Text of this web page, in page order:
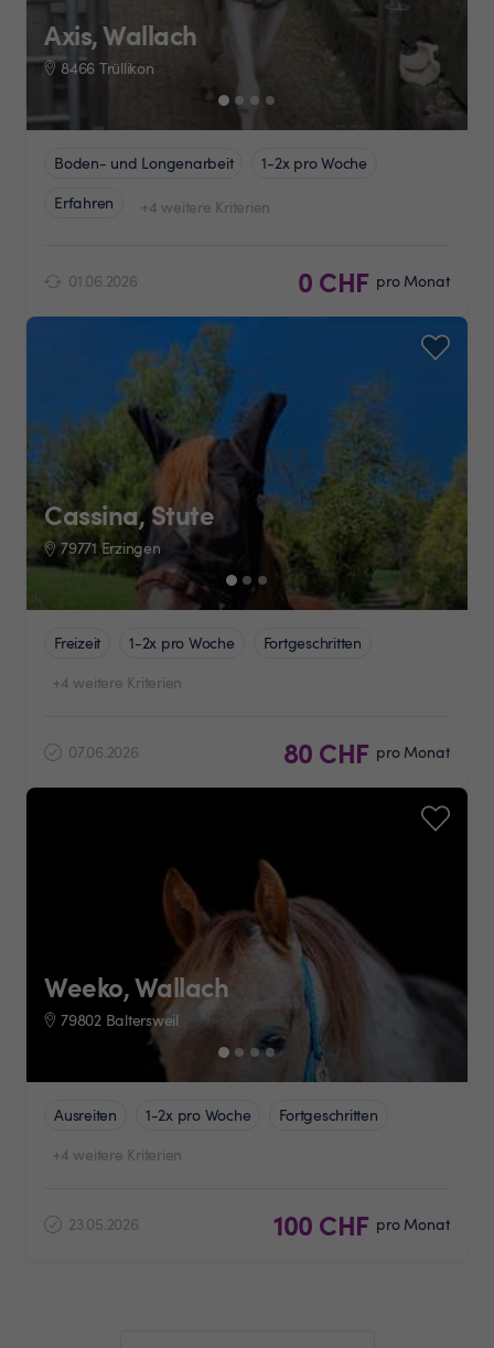
Axis, Wallach
8466 Trüllikon
Boden- und Longenarbeit
1-2x pro Woche
Erfahren
+4 weitere Kriterien
01.06.2026 0 CHF pro Monat
Cassina, Stute
79771 Erzingen
Freizeit 1-2x pro Woche
Fortgeschritten
+4 weitere Kriterien
07.06.2026 80 CHF pro Monat
Weeko, Wallach
79802 Baltersweil
Ausreiten 1-2x pro Woche
Fortgeschritten
+4 weitere Kriterien
23.05.2026 100 CHF pro Monat